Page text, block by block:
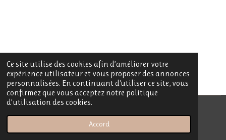
Ce site utilise des cookies afin d’améliorer votre
expérience utilisateur et vous proposer des annonces
personnalisées. En continuant d'utiliser ce site, vous
confirmez que vous acceptez notre politique
d’utilisation des cookies.
Accord